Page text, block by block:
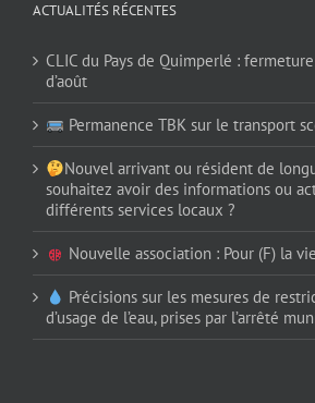
ACTUALITÉS RÉCENTES
CLIC du Pays de Quimperlé :
d’août
Permanence TBK sur le transport
Nouvel arrivant ou résident de
souhaitez avoir des informations ou
différents services locaux ?
Nouvelle association : Pour (F) la vie
Précisions sur les mesures de
d’usage de l’eau, prises par l’arrêté